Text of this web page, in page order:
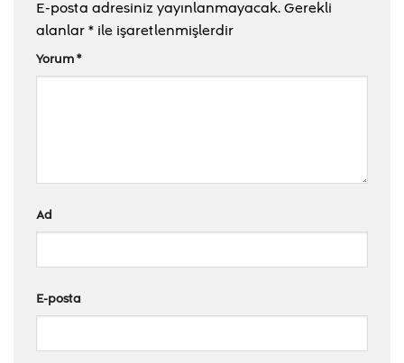
E-posta adresiniz yayınlanmayacak.Gerekli
alanlar* ile işaretlenmişlerdir
Yorum*
Ad
E-posta